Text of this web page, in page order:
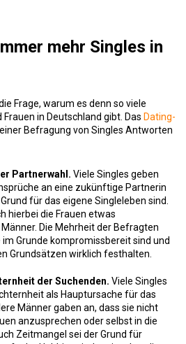
mehr Singles in
Frage, warum es denn so viele
in Deutschland gibt. Das Dating-
Befragung von Singles Antworten
Partnerwahl. Viele Singles geben
an eine zukünftige Partnerin
für das eigene Singleleben sind.
hierbei die Frauen etwas
Die Mehrheit der Befragten
im Grunde kompromissbereit sind und
Grundsätzen wirklich festhalten.
der Suchenden. Viele Singles
als Hauptursache für das
Männer gaben an, dass sie nicht
anzusprechen oder selbst in die
Zeitmangel sei der Grund für